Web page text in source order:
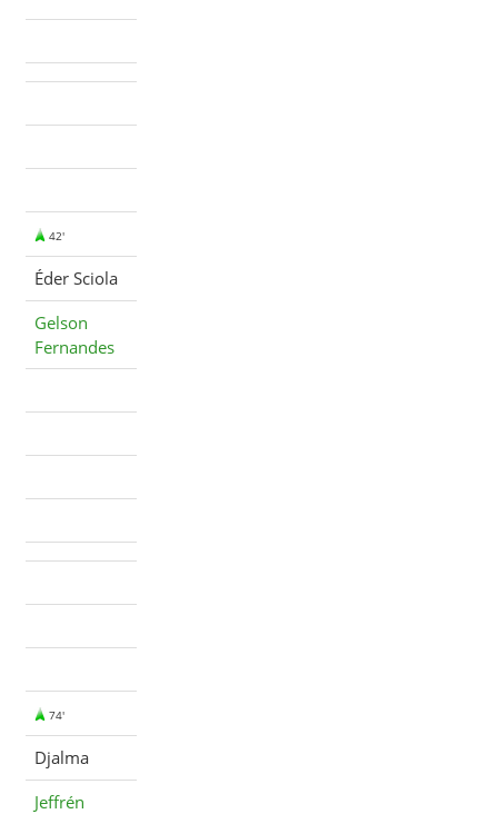
42'
Éder Sciola
Gelson
Fernandes
74'
Djalma
Jeffrén